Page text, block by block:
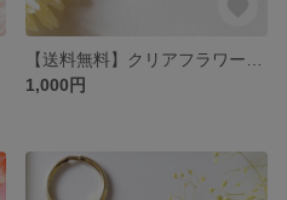
1,000円